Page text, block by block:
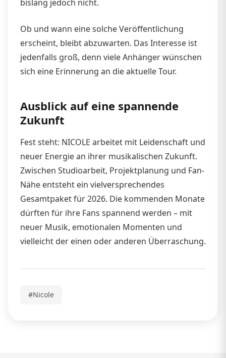
bislang jedoch nicht.
Ob und wann eine solche Veröffentlichung
erscheint, bleibt abzuwarten. Das Interesse ist
jedenfalls groß, denn viele Anhänger wünschen
sich eine Erinnerung an die aktuelle Tour.
Ausblick auf eine spannende
Zukunft
Fest steht: NICOLE arbeitet mit Leidenschaft und
neuer Energie an ihrer musikalischen Zukunft.
Zwischen Studioarbeit, Projektplanung und Fan-
Nähe entsteht ein vielversprechendes
Gesamtpaket für 2026. Die kommenden Monate
dürften für ihre Fans spannend werden – mit
neuer Musik, emotionalen Momenten und
vielleicht der einen oder anderen Überraschung.
#Nicole